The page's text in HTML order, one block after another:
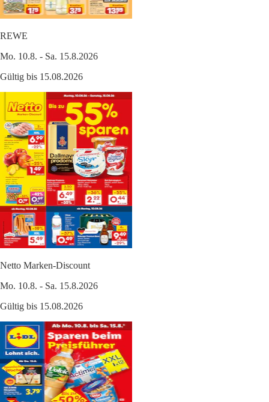
REWE
Mo. 10.8. - Sa. 15.8.2026
Gültig bis 15.08.2026
Netto Marken-Discount
Mo. 10.8. - Sa. 15.8.2026
Gültig bis 15.08.2026